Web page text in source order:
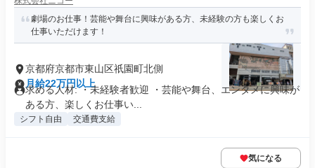
劇場のお仕事！芸能や舞台に興味がある方、未経験の方も楽しくお
仕事いただけます！
京都府京都市東山区祇園町北側
月給22万円以上
求める人材: ・未経験者歓迎 ・芸能や舞台、エンタメに興味が
ある方、楽しくお仕事い...
シフト自由 交通費支給
気になる